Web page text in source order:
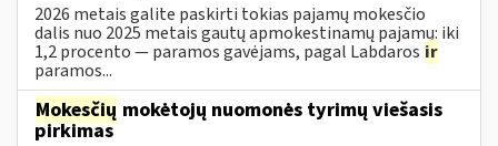
2026 metais galite paskirti tokias pajamų mokesčio
dalis nuo 2025 metais gautų apmokestinamų pajamų: iki
1,2 procento — paramos gavėjams, pagal Labdaros ir
paramos...
Mokesčių mokėtojų nuomonės tyrimų viešasis
pirkimas